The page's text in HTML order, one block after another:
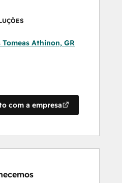
Athinon, GR
com a empresa